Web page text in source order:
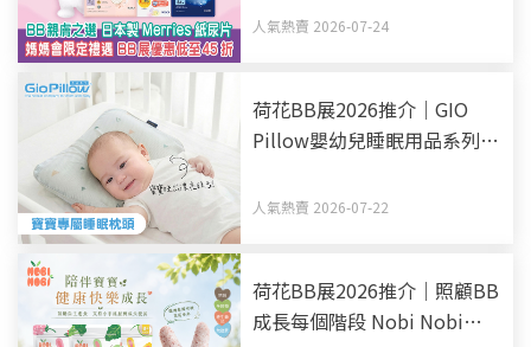
45折
人氣熱賣 2026-07-24
荷花BB展2026推介｜GIO
Pillow嬰幼兒睡眠用品系列
呵護BB睡眠
人氣熱賣 2026-07-22
荷花BB展2026推介｜照顧BB
成長每個階段 Nobi Nobi